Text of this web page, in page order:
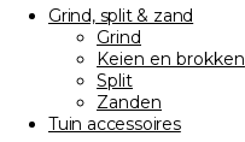
Grind, split & zand
Grind
Keien en brokken
Split
Zanden
Tuin accessoires